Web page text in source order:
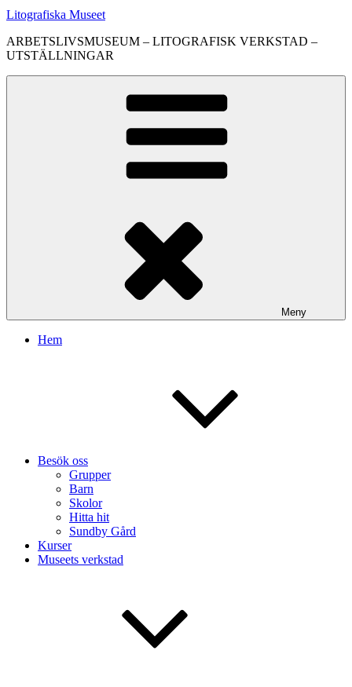
Litografiska Museet
ARBETSLIVSMUSEUM – LITOGRAFISK VERKSTAD –
UTSTÄLLNINGAR
Meny
Hem
Besök oss
Grupper
Barn
Skolor
Hitta hit
Sundby Gård
Kurser
Museets verkstad